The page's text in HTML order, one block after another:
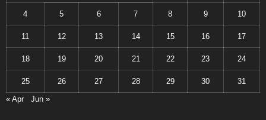
4 5 6 7 8 9 10
11 12 13 14 15 16 17
18 19 20 21 22 23 24
25 26 27 28 29 30
31
« Apr
Jun »